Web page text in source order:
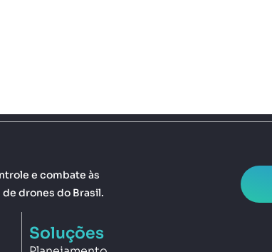
e combate às
drones do Brasil.
Soluções